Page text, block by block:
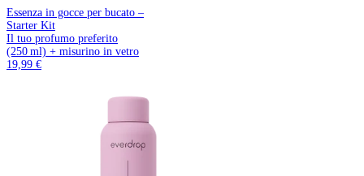
Essenza in gocce per bucato –
Starter Kit
Il tuo profumo preferito
(250 ml) + misurino in vetro
19,99 €